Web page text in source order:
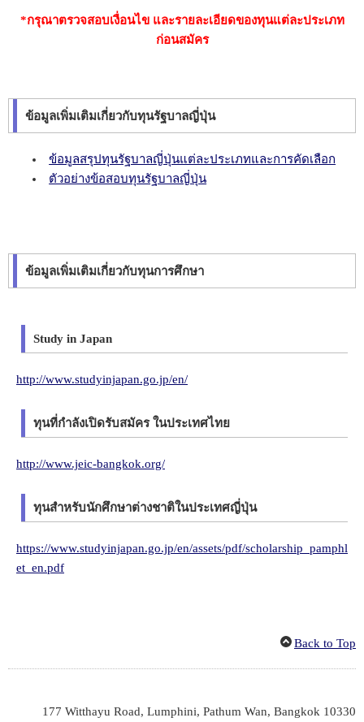
*กรุณาตรวจสอบเงื่อนไข และรายละเอียดของทุนแต่ละประเภท
ก่อนสมัคร
ข้อมูลเพิ่มเติมเกี่ยวกับทุนรัฐบาลญี่ปุ่น
ข้อมูลสรุปทุนรัฐบาลญี่ปุ่นแต่ละประเภทและการคัดเลือก
ตัวอย่างข้อสอบทุนรัฐบาลญี่ปุ่น
ข้อมูลเพิ่มเติมเกี่ยวกับทุนการศึกษา
Study in Japan
http://www.studyinjapan.go.jp/en/
ทุนที่กำลังเปิดรับสมัคร ในประเทศไทย
http://www.jeic-bangkok.org/
ทุนสำหรับนักศึกษาต่างชาติในประเทศญี่ปุ่น
https://www.studyinjapan.go.jp/en/assets/pdf/scholarship_pamphl
et_en.pdf
Back to Top
177 Witthayu Road, Lumphini, Pathum Wan, Bangkok 10330